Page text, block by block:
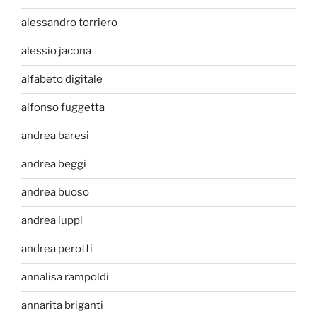
alessandro torriero
alessio jacona
alfabeto digitale
alfonso fuggetta
andrea baresi
andrea beggi
andrea buoso
andrea luppi
andrea perotti
annalisa rampoldi
annarita briganti